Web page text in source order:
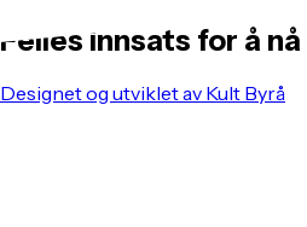
Felles innsats for å
Designet og utviklet av Kult Byrå